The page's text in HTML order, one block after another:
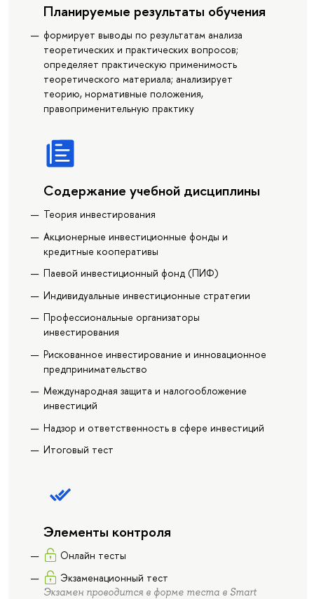
Планируемые результаты обучения
формирует выводы по результатам анализа
теоретических и практических вопросов;
определяет практическую применимость
теоретического материала; анализирует
теорию, нормативные положения,
правоприменительную практику
Содержание учебной дисциплины
Теория инвестирования
Акционерные инвестиционные фонды и
кредитные кооперативы
Паевой инвестиционный фонд (ПИФ)
Индивидуальные инвестиционные стратегии
Профессиональные организаторы
инвестирования
Рискованное инвестирование и инновационное
предпринимательство
Международная защита и налогообложение
инвестиций
Надзор и ответственность в сфере инвестиций
Итоговый тест
Элементы контроля
Онлайн тесты
Экзаменационный тест
Экзамен проводится в форме теста в Smart